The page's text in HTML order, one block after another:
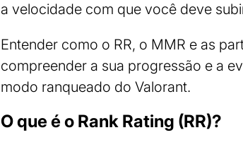
a velocidade com que você deve
Entender como o RR, o MMR e as
compreender a sua progressão e a
modo ranqueado do Valorant.
O que é o Rank Rating (RR)?